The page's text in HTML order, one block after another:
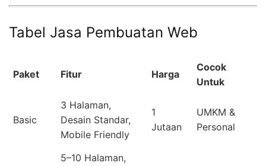
Tabel Jasa Pembuatan Web
Paket Fitur Harga
Cocok
Untuk
Basic
3 Halaman,
Desain Standar,
Mobile Friendly
1
Jutaan
UMKM &
Personal
5–10 Halaman,